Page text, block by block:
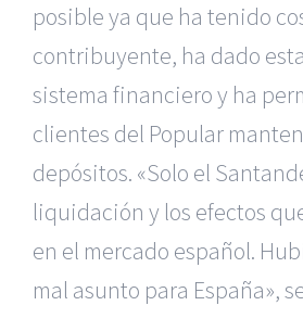
posible ya que ha tenido
contribuyente, ha dado
sistema financiero y ha
clientes del Popular
depósitos. «Solo el
liquidación y los efectos
en el mercado español.
mal asunto para España»,
|Reclamación de Accidentes en
de Accidentes en Madrid |BGD